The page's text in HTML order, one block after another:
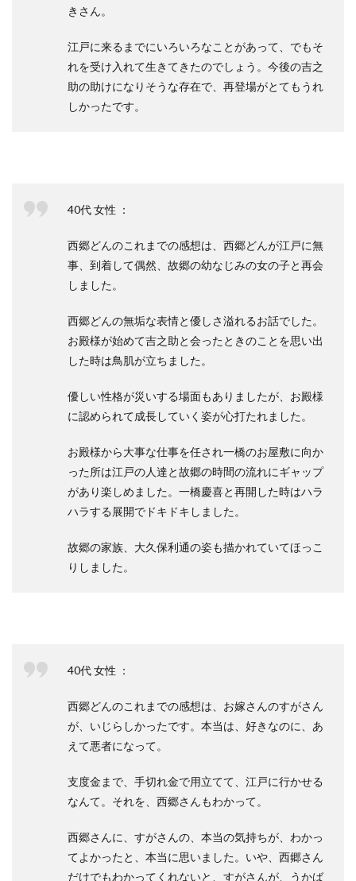
きさん。
江戸に来るまでにいろいろなことがあって、でもそ
れを受け入れて生きてきたのでしょう。今後の吉之
助の助けになりそうな存在で、再登場がとてもうれ
しかったです。
40代 女性 ：
西郷どんのこれまでの感想は、西郷どんが江戸に無
事、到着して偶然、故郷の幼なじみの女の子と再会
しました。
西郷どんの無垢な表情と優しさ溢れるお話でした。
お殿様が始めて吉之助と会ったときのことを思い出
した時は鳥肌が立ちました。
優しい性格が災いする場面もありましたが、お殿様
に認められて成長していく姿が心打たれました。
お殿様から大事な仕事を任され一橋のお屋敷に向か
った所は江戸の人達と故郷の時間の流れにギャップ
があり楽しめました。一橋慶喜と再開した時はハラ
ハラする展開でドキドキしました。
故郷の家族、大久保利通の姿も描かれていてほっこ
りしました。
40代 女性 ：
西郷どんのこれまでの感想は、お嫁さんのすがさん
が、いじらしかったです。本当は、好きなのに、あ
えて悪者になって。
支度金まで、手切れ金で用立てて、江戸に行かせる
なんて。それを、西郷さんもわかって。
西郷さんに、すがさんの、本当の気持ちが、わかっ
てよかったと、本当に思いました。いや、西郷さん
だけでもわかってくれないと、すがさんが、うかば